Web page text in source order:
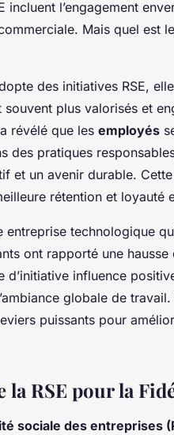
incluent l’engagement
Mais quel est
des initiatives RSE,
souvent plus valorisés et
révélé que les employés
des pratiques
et un avenir durable.
rétention et loyauté
entreprise technologique
ont rapporté une
d’initiative influence
globale de
puissants pour
la RSE pour la
sociale des entreprises